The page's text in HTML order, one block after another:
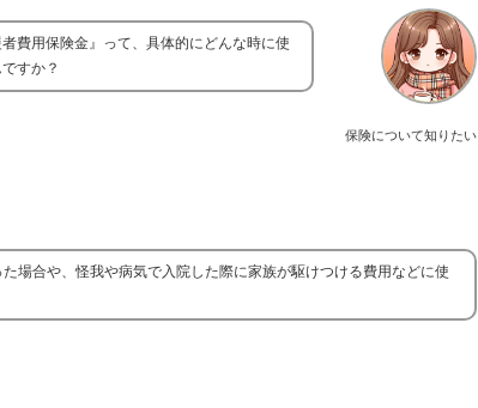
保険について知りたい
者費用保険金』って、具体的にどんな時に使
すか？
場合や、怪我や病気で入院した際に家族が駆けつける費用などに使